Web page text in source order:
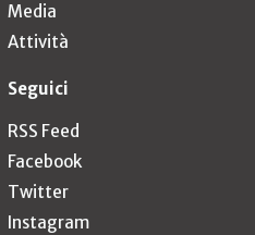
Media
Attività
Seguici
RSS Feed
Facebook
Twitter
Instagram